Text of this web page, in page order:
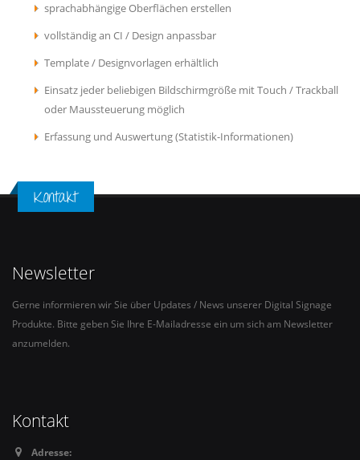
sprachabhängige Oberflächen erstellen
vollständig an CI / Design anpassbar
Template / Designvorlagen erhältlich
Einsatz jeder beliebigen Bildschirmgröße mit Touch / Trackball
oder Maussteuerung möglich
Erfassung und Auswertung (Statistik-Informationen)
Kontakt
Newsletter
Gerne informieren wir Sie über Updates / News unserer Digital Signage
Produkte. Bitte geben Sie Ihre E-Mailadresse ein um sich am Newsletter
anzumelden.
Kontakt
Adresse: